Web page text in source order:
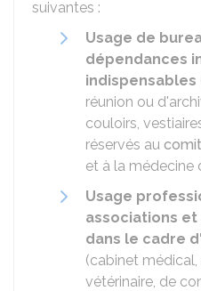
suivantes :
Usage de
dépendances
indispensables
réunion ou
couloirs,
réservés au
et à la médecine
Usage
associations
dans le cadre
(cabinet
vétérinaire, de